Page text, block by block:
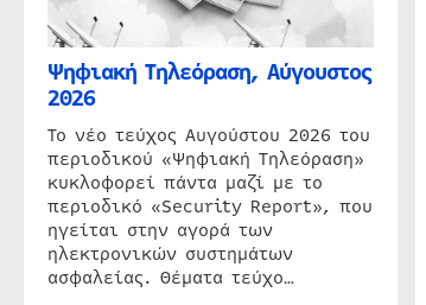
Ψηφιακή Τηλεόραση, Αύγουστος
2026
Το νέο τεύχος Αυγούστου 2026 του
περιοδικού «Ψηφιακή Τηλεόραση»
κυκλοφορεί πάντα μαζί με το
περιοδικό «Security Report», που
ηγείται στην αγορά των
ηλεκτρονικών συστημάτων
ασφαλείας. Θέματα τεύχο…